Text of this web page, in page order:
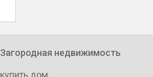
Загородная недвижимость
купить дом